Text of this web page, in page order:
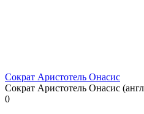
Сократ Аристотель Онасис
Сократ Аристотель Онасис
0